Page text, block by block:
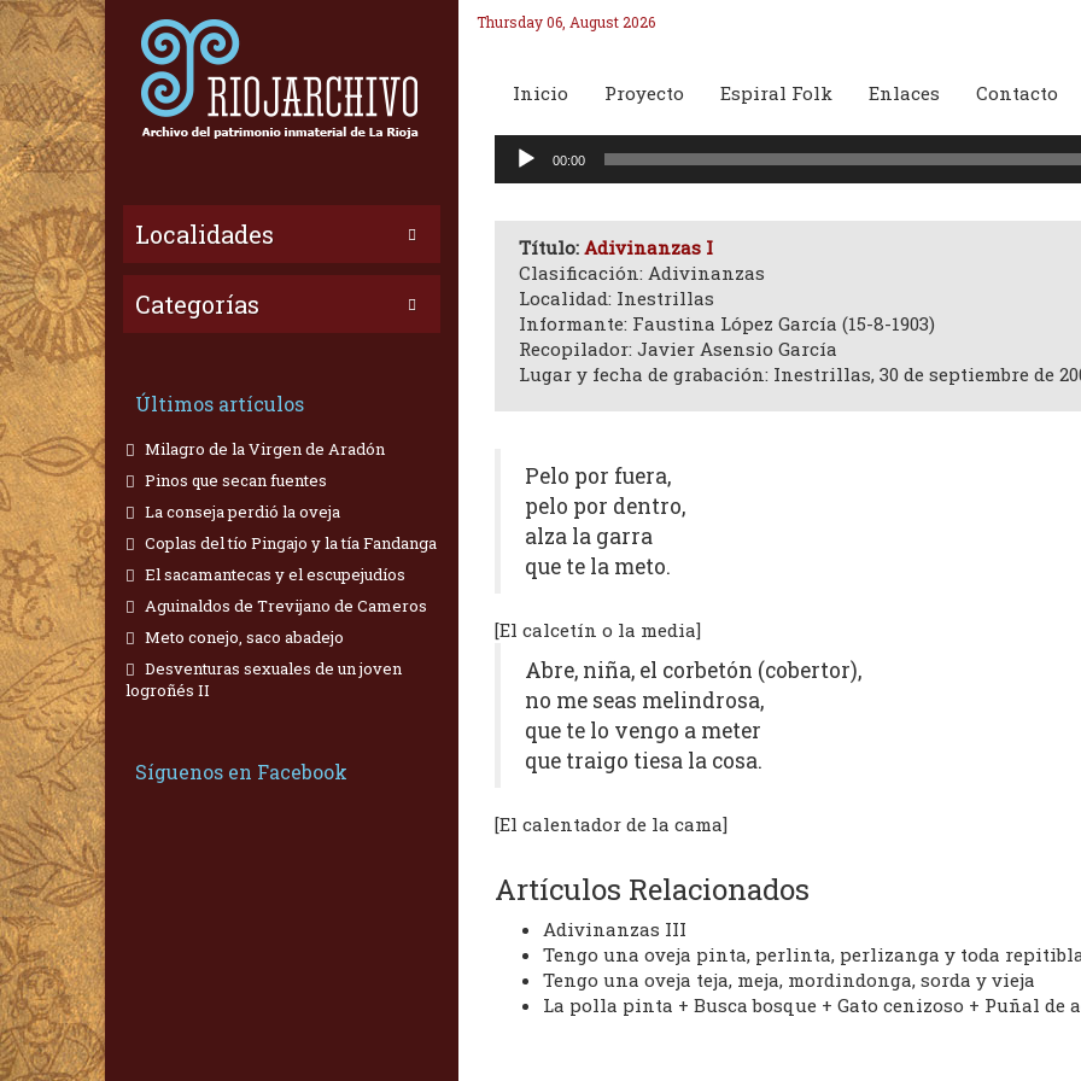
Localidades
Categorías
Últimos artículos
Milagro de la Virgen de Aradón
Pinos que secan fuentes
La conseja perdió la oveja
Coplas del tío Pingajo y la tía Fandanga
El sacamantecas y el escupejudíos
Aguinaldos de Trevijano de Cameros
Meto conejo, saco abadejo
Desventuras sexuales de un joven
logroñés II
Síguenos en Facebook
Thursday 06, August 2026
Inicio Proyecto Espiral Folk Enlaces Contacto
Reproductor
00:00
Título: Adivinanzas I
Clasificación: Adivinanzas
Localidad: Inestrillas
Informante: Faustina López García (15-8-1903)
Recopilador: Javier Asensio García
Lugar y fecha de grabación: Inestrillas, 30 de septiembre de
Pelo por fuera,
pelo por dentro,
alza la garra
que te la meto.
[El calcetín o la media]
Abre, niña, el corbetón (cobertor),
no me seas melindrosa,
que te lo vengo a meter
que traigo tiesa la cosa.
[El calentador de la cama]
Artículos Relacionados
Adivinanzas III
Tengo una oveja pinta, perlinta, perlizanga y toda
Tengo una oveja teja, meja, mordindonga, sorda y vieja
La polla pinta + Busca bosque + Gato cenizoso + Puñal de